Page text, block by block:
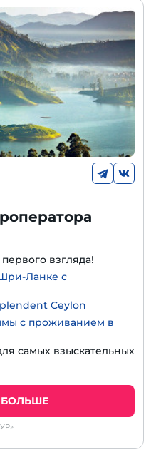
взгляда!
Ланке с
Ceylon
с проживанием в
самых взыскательных
БОЛЬШЕ